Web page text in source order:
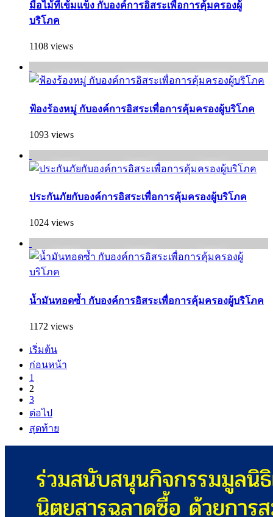
มือไม้ที่เข้มแข็ง กับองค์การอิสระเพื่อการคุ้มครองผู้
บริโภค
1108 views
ฟ้องร้องหมู่ กับองค์การอิสระเพื่อการคุ้มครองผู้บริโภค
1093 views
ประกันภัยกับองค์การอิสระเพื่อการคุ้มครองผู้บริโภค
1024 views
น้ำมันทอดซ้ำ กับองค์การอิสระเพื่อการคุ้มครองผู้บริโภค
1172 views
เริ่มต้น
ก่อนหน้า
1
2
3
ต่อไป
สุดท้าย